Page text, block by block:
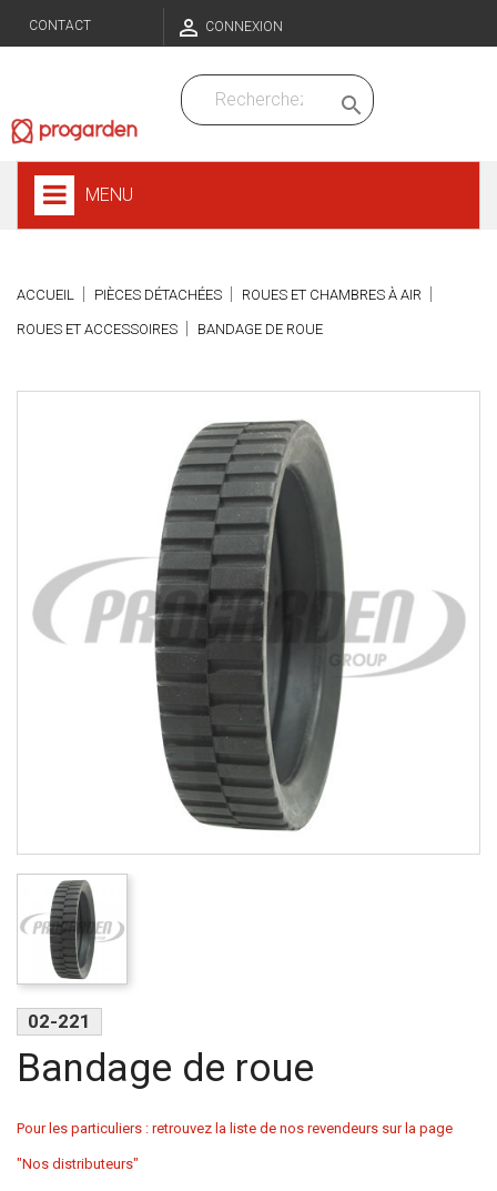
CONTACT  CONNEXION

MENU
ACCUEIL PIÈCES DÉTACHÉES ROUES ET CHAMBRES À AIR
ROUES ET ACCESSOIRES BANDAGE DE ROUE
02-221
Bandage de roue
Pour les particuliers : retrouvez la liste de nos revendeurs sur la page
"Nos distributeurs"